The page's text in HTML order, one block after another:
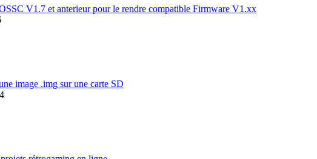
V1.7 et anterieur pour le rendre compatible Firmware V1.xx
image .img sur une carte SD